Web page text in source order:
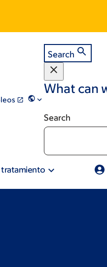
Search
What can
Search
tratamiento